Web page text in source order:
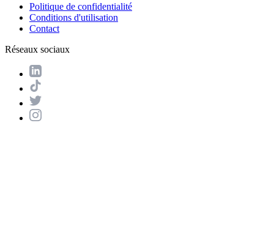
Politique de confidentialité
Conditions d'utilisation
Contact
Réseaux sociaux